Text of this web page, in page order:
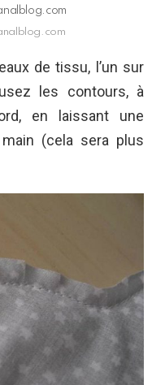
de tissu, l’un sur
les contours, à
en laissant une
(cela sera plus